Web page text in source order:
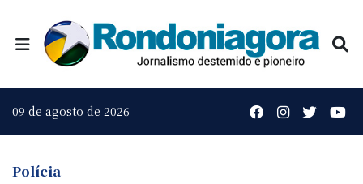
09 de agosto de 2026
Polícia